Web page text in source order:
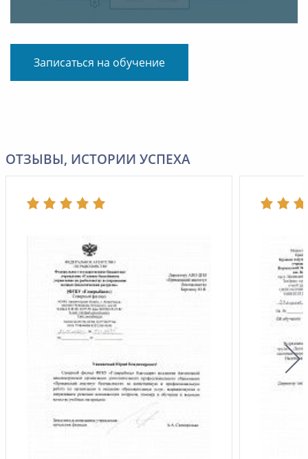
Записаться на обучение
ОТЗЫВЫ, ИСТОРИИ УСПЕХА